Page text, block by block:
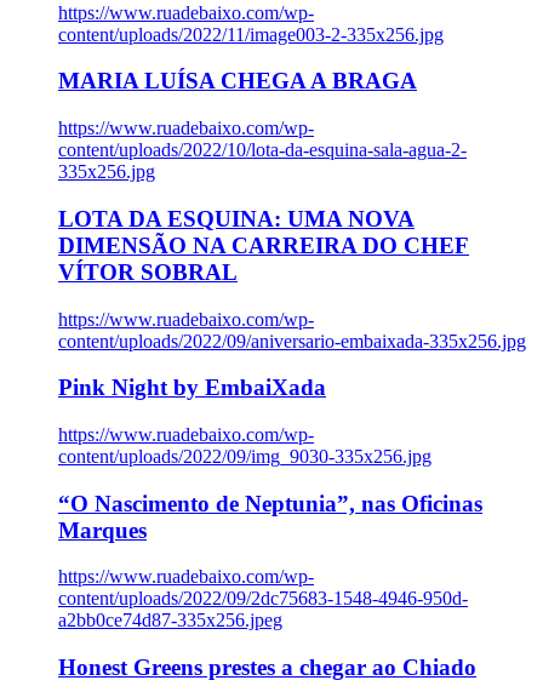
https://www.ruadebaixo.com/wp-
content/uploads/2022/11/image003-2-335x256.jpg
MARIA LUÍSA CHEGA A BRAGA
https://www.ruadebaixo.com/wp-
content/uploads/2022/10/lota-da-esquina-sala-agua-2-
335x256.jpg
LOTA DA ESQUINA: UMA NOVA
DIMENSÃO NA CARREIRA DO CHEF
VÍTOR SOBRAL
https://www.ruadebaixo.com/wp-
content/uploads/2022/09/aniversario-embaixada-335x256.jpg
Pink Night by EmbaiXada
https://www.ruadebaixo.com/wp-
content/uploads/2022/09/img_9030-335x256.jpg
“O Nascimento de Neptunia”, nas Oficinas
Marques
https://www.ruadebaixo.com/wp-
content/uploads/2022/09/2dc75683-1548-4946-950d-
a2bb0ce74d87-335x256.jpeg
Honest Greens prestes a chegar ao Chiado